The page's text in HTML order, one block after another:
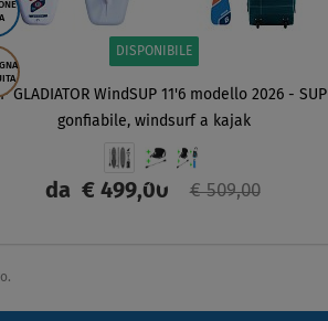
DISPONIBILE
GLADIATOR WindSUP 11'6 modello 2026 - SUP
gonfiabile, windsurf a kajak
da€ 499,00 € 509,00